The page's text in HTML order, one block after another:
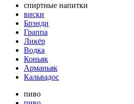
спиртные напитки
виски
Брэнди
Граппа
Ликёр
Водка
Коньяк
Арманьяк
Кальвадос
пиво